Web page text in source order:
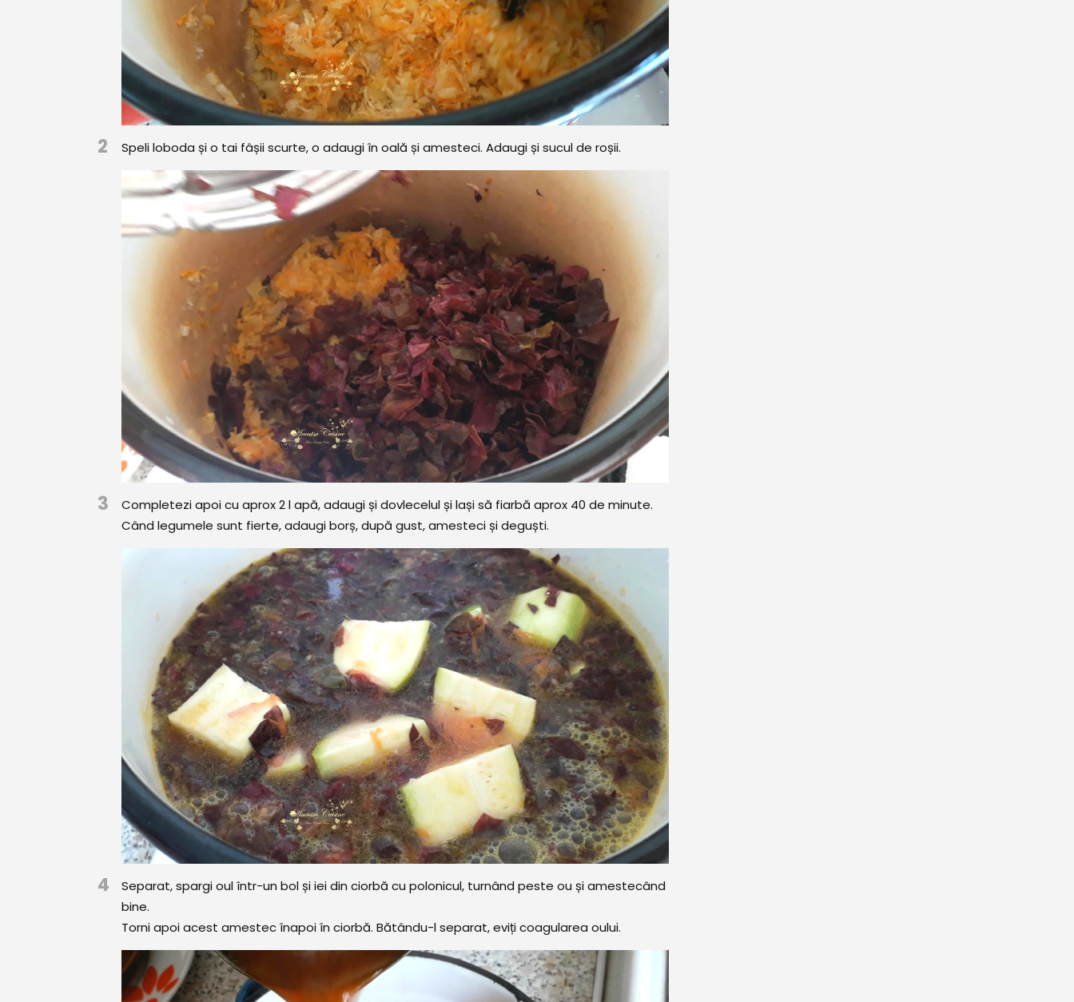
2 Speli loboda și o tai fâșii scurte, o adaugi în oală și amesteci. Adaugi și sucul de roșii.
3
Completezi apoi cu aprox 2 l apă, adaugi și dovlecelul și lași să fiarbă aprox 40 de minute.
Când legumele sunt fierte, adaugi borș, după gust, amesteci și deguști.
4
Separat, spargi oul într-un bol și iei din ciorbă cu polonicul, turnând peste ou și amestecând
bine.
Torni apoi acest amestec înapoi în ciorbă. Bătându-l separat, eviți coagularea oului.